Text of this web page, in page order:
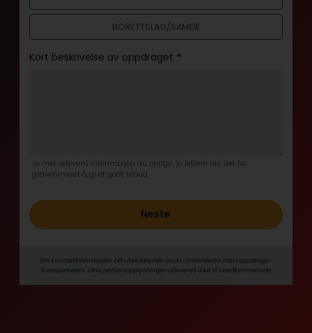
d
BORETTSLAG/SAMEIE
Kort beskrivelse av oppdraget *
Jo mer relevant informasjon du oppgir, jo lettere blir det for
gravefirmaet å gi et godt tilbud.
Neste
Din kontaktinformasjon blir utelukkende brukt i forbindelse med oppdrags­
forespørselen. Dine person­­opplysninger utleveres ikke til uvedkommende.